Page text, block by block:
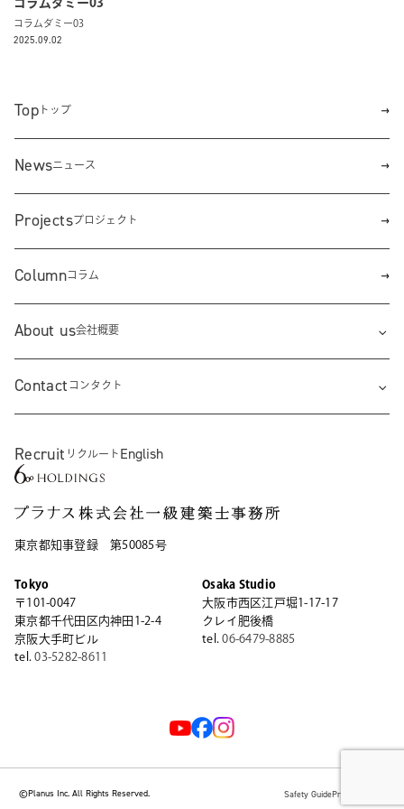
コラムダミー03
コラムダミー03
2025.09.02
Top トップ
Projectsプロジェクト
About us会社概要
Newsニュース
Columnコラム
Contact コンタクト
Recruit リクルート English
東京都知事登録 第50085号
Tokyo
〒101-0047
東京都千代田区内神田1-2-4
京阪大手町ビル
tel.03-5282-8611
Osaka Studio
大阪市西区江戸堀1-17-17
クレイ肥後橋
tel.06-6479-8885
©Planus Inc. All Rights Reserved. Safety GuidePrivacy Policy